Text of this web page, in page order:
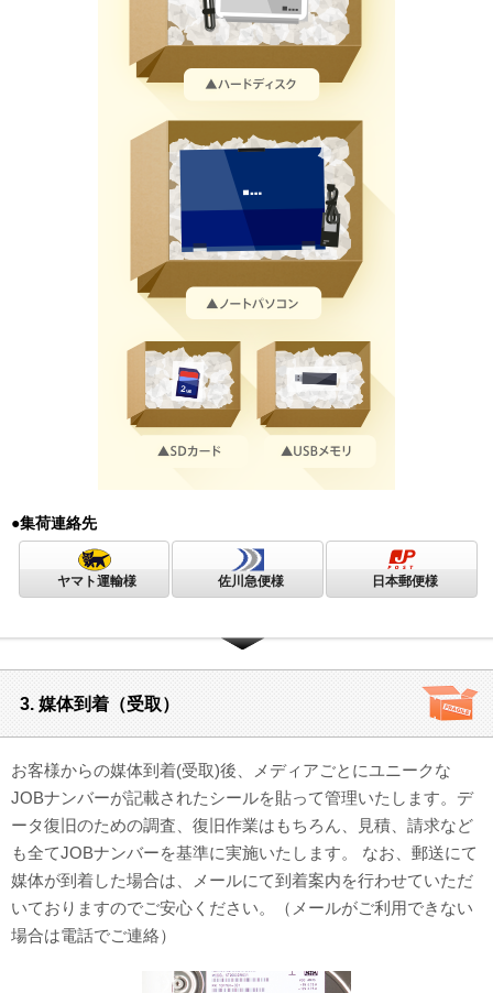
●集荷連絡先
ヤマト運輸様 佐川急便様 日本郵便様
3. 媒体到着（受取）
お客様からの媒体到着(受取)後、メディアごとにユニークな
JOBナンバーが記載されたシールを貼って管理いたします。デ
ータ復旧のための調査、復旧作業はもちろん、見積、請求など
も全てJOBナンバーを基準に実施いたします。 なお、郵送にて
媒体が到着した場合は、メールにて到着案内を行わせていただ
いておりますのでご安心ください。（メールがご利用できない
場合は電話でご連絡）